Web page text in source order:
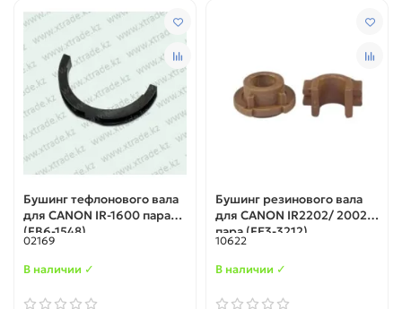
Бушинг тефлонового вала
для CANON IR-1600 пара
(FB6-1548)
02169
В наличии ✓
Бушинг резинового вала
для CANON IR2202/ 2002
пара (FE3-3212)
10622
В наличии ✓